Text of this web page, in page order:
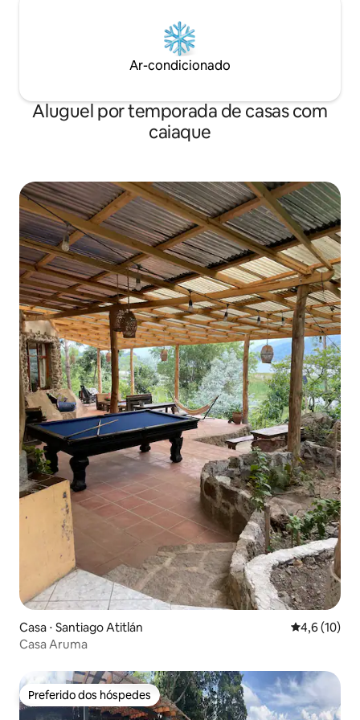
Ar-condicionado
Aluguel por temporada de casas com
caiaque
Casa ⋅ Santiago Atitlán 4,6 de uma
4,6 (10)
Casa Aruma
Preferido dos hóspedes
Preferido dos hóspedes